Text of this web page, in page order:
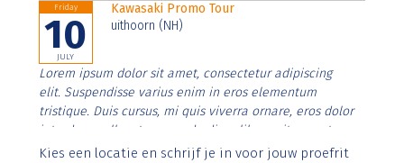
Friday
10
JULY
Kawasaki Promo Tour
uithoorn (NH)
Lorem ipsum dolor sit amet, consectetur adipiscing
elit. Suspendisse varius enim in eros elementum
tristique. Duis cursus, mi quis viverra ornare, eros dolor
interdum nulla, ut commodo diam libero vitae erat.
Aenean faucibus nibh et justo cursus id rutrum lorem
Kies een locatie en schrijf je in voor jouw proefrit